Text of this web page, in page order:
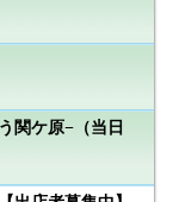
関ケ原−（当日